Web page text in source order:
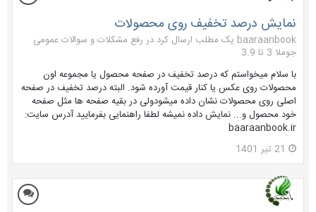
نمایش درصد تخفیف روی محصولات
baaraanbook یک مطلب ارسال کرد در
رفع مشکلات و سوالات عمومی
جوملا 3 تا 3.9
با سلام میخواستم که درصد تخفیف در صفحه محصول یا مجموعه اون
محصولات روی عکس یا کنار قیمت آورده شود. البته درصد تخفیف در صفحه
اصلی روی محصولات نشان داده میشودولی در بقیه صفحه ها مثل صفحه
خود محصول و... نمایش داده نمیشه لطفا راهنمایی بفرمایید آدرس سایت:
baaraanbook.ir
21 تیر 1401